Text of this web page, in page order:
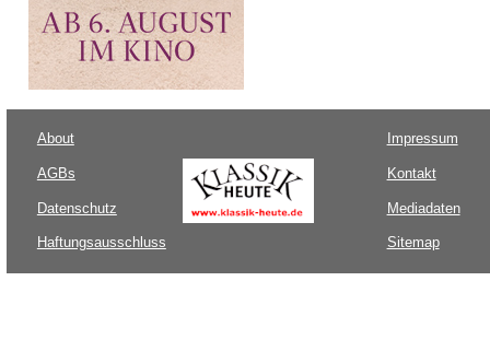
About
AGBs
Datenschutz
Haftungsausschluss
Impressum
Kontakt
Mediadaten
Sitemap